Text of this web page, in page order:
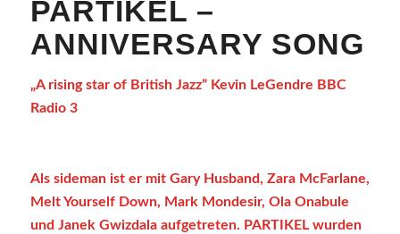
PARTIKEL –
ANNIVERSARY SONG
„A rising star of British Jazz” Kevin LeGendre BBC
Radio 3
Als sideman ist er mit Gary Husband, Zara McFarlane,
Melt Yourself Down, Mark Mondesir, Ola Onabule
und Janek Gwizdala aufgetreten. PARTIKEL wurden